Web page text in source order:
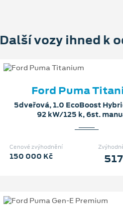
Další vozy ihned k
Ford Puma
5dveřová, 1.0 EcoBoost
92 kW/125 k, 6st.
Cenové zvýhodnění
150 000 Kč